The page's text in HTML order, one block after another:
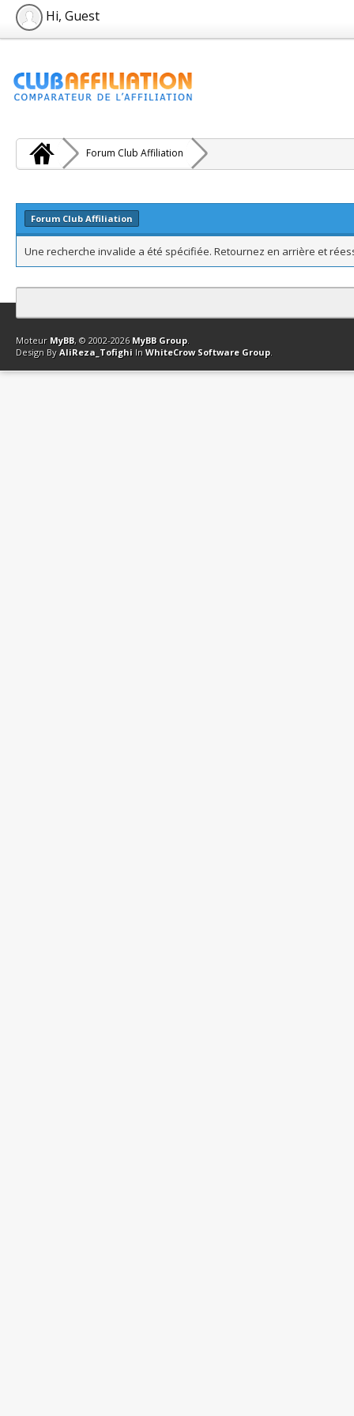
Hi, Guest
Forum Club Affiliation
Forum Club Affiliation
Une recherche invalide a été spécifiée. Retournez en arrière et
Contact Club Affiliation Retourner en haut Version bas-débit
Moteur MyBB, © 2002-2026 MyBB Group.
Design By AliReza_Tofighi In WhiteCrow Software Group.